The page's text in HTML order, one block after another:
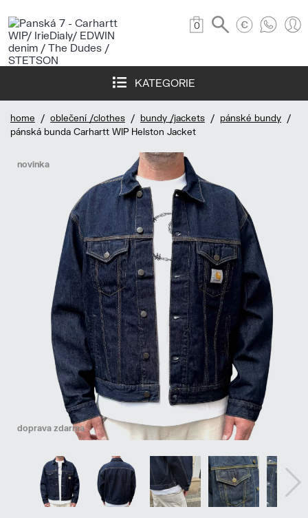
0
KATEGORIE
home / oblečení /clothes / bundy /jackets / pánské bundy /
pánská bunda Carhartt WIP Helston Jacket
doprava zdarma
novinka